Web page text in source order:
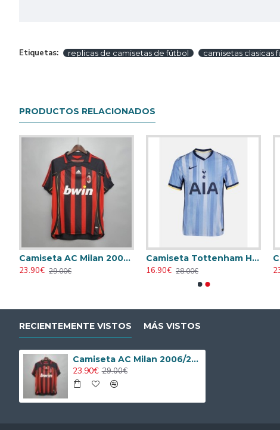
Etiquetas: replicas de camisetas de fútbol camisetas clasicas
PRODUCTOS RELACIONADOS
Camiseta AC Milan 2006/2007 Local Retro
23.90€ 29.00€
Camiseta Tottenham Hotspur 2024/2025 Visitante
16.90€ 28.00€
RECIENTEMENTE VISTOS MÁS VISTOS
Camiseta AC Milan 2006/2007 Local Retro
23.90€ 29.00€